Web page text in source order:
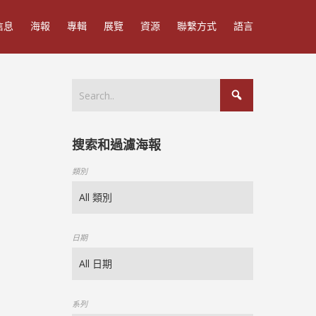
息 海報 專輯 展覽 資源 聯繫方式 語言
搜索和過濾海報
類別
日期
系列